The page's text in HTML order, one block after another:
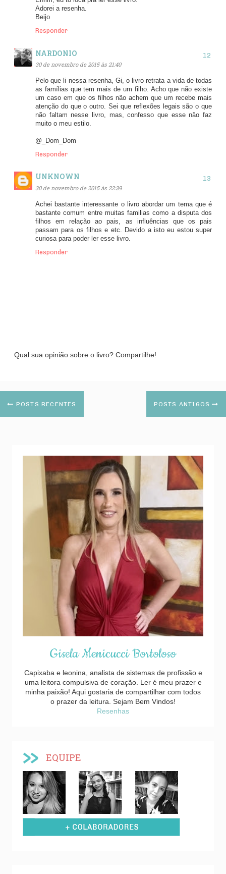
Adorei a resenha.
Beijo
Responder
NARDONIO
30 de novembro de 2015 às 21:40
Pelo que li nessa resenha, Gi, o livro retrata a vida de todas
as famílias que tem mais de um filho. Acho que não existe
um caso em que os filhos não achem que um recebe mais
atenção do que o outro. Sei que reflexões legais são o que
não faltam nesse livro, mas, confesso que esse não faz
muito o meu estilo.
@_Dom_Dom
Responder
UNKNOWN
30 de novembro de 2015 às 22:39
Achei bastante interessante o livro abordar um tema que é
bastante comum entre muitas familias como a disputa dos
filhos em relação ao pais, as influências que os pais
passam para os filhos e etc. Devido a isto eu estou super
curiosa para poder ler esse livro.
Responder
Qual sua opinião sobre o livro? Compartilhe!
POSTS RECENTES POSTS ANTIGOS
Gisela Menicucci Bortoloso
Capixaba e leonina, analista de sistemas de profissão e
uma leitora compulsiva de coração. Ler é meu prazer e
minha paixão! Aqui gostaria de compartilhar com todos
o prazer da leitura. Sejam Bem Vindos!
Resenhas
EQUIPE